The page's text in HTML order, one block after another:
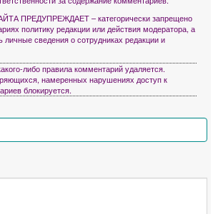
ПРЕДУПРЕЖДАЕТ – категорически запрещено
политику редакции или действия модератора, а
личные сведения о сотрудниках редакции и
либо правила комментарий удаляется.
намеренных нарушениях доступ к
блокируется.